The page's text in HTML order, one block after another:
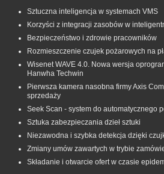
Sztuczna inteligencja w systemach VMS
Korzyści z integracji zasobów w
Bezpieczeństwo i zdrowie pracowników
Rozmieszczenie czujek pożarowych na
Wisenet WAVE 4.0. Nowa wersja
Hanwha Techwin
Pierwsza kamera nasobna firmy Axis
sprzedaży
Seek Scan - system do automatycznego
Sztuka zabezpieczania dzieł sztuki
Niezawodna i szybka detekcja dzięki
Zmiany umów zawartych w trybie
Składanie i otwarcie ofert w czasie